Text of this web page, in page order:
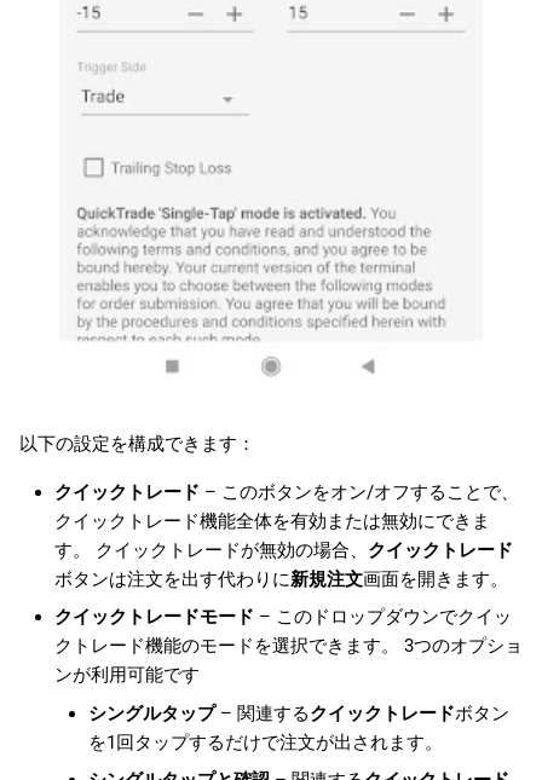
以下の設定を構成できます：
クイックトレード – このボタンをオン/オフすることで、
クイックトレード機能全体を有効または無効にできま
す。 クイックトレードが無効の場合、 クイックトレード
ボタンは注文を出す代わりに新規注文画面を開きます。
クイックトレードモード – このドロップダウンでクイッ
クトレード機能のモードを選択できます。 3つのオプショ
ンが利用可能です
シングルタップ– 関連するクイックトレードボタン
を1回タップするだけで注文が出されます。